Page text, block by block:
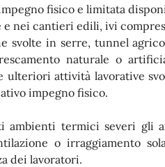
fisico e limitata
e nei cantieri edili, ivi
svolte in serre, tunnel
naturale o
attività lavorative
impegno fisico.
ambienti termici severi gli
o irraggiamento
dei lavoratori.